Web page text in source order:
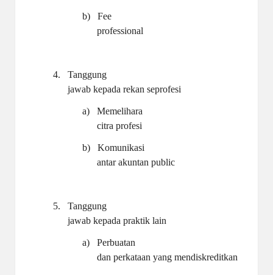
b)
Fee
professional
4.
Tanggung
jawab kepada rekan seprofesi
a)
Memelihara
citra profesi
b)
Komunikasi
antar akuntan public
5.
Tanggung
jawab kepada praktik lain
a)
Perbuatan
dan perkataan yang mendiskreditkan